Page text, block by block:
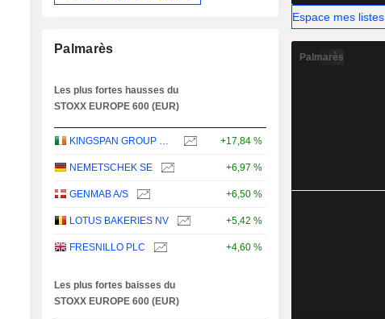
Palmarès
Les plus fortes hausses du
STOXX EUROPE 600 (EUR)
KINGSPAN GROUP PLC +17,84 %
NEMETSCHEK SE +6,97 %
GENMAB A/S +6,50 %
LOTUS BAKERIES NV +5,42 %
FRESNILLO PLC +4,60 %
Les plus fortes baisses du
STOXX EUROPE 600 (EUR)
Espace mes listes
Palmarès